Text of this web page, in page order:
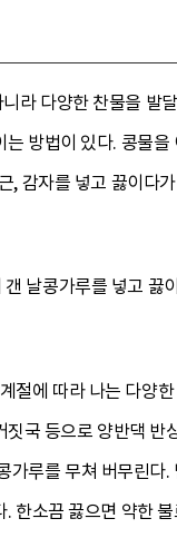
라 다양한 찬물을 발
방법이 있다. 콩물을
, 감자를 넣고 끓이다
날콩가루를 넣고 끓
절에 따라 나는 다양
국 등으로 양반댁 반
루를 무쳐 버무린다.
한소끔 끓으면 약한